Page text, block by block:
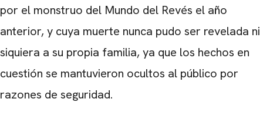
por el monstruo del Mundo del Revés el año
anterior, y cuya muerte nunca pudo ser revelada ni
siquiera a su propia familia, ya que los hechos en
cuestión se mantuvieron ocultos al público por
razones de seguridad.